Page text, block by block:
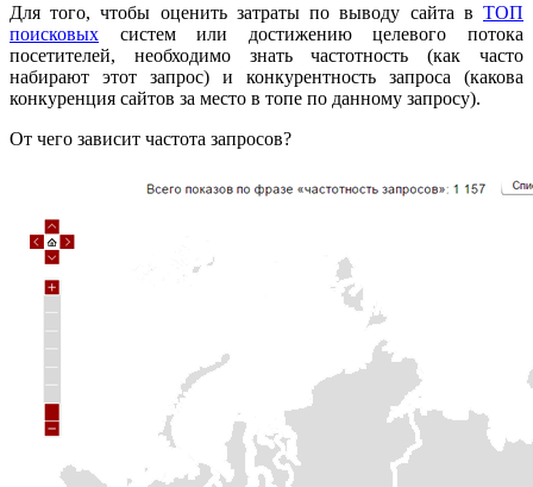
Для того, чтобы оценить затраты по выводу сайта в ТОП
поисковых систем или достижению целевого потока
посетителей, необходимо знать частотность (как часто
набирают этот запрос) и конкурентность запроса (какова
конкуренция сайтов за место в топе по данному запросу).
От чего зависит частота запросов?